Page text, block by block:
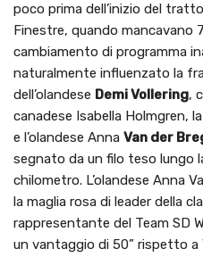
poco prima dell’inizio del
Finestre, quando mancavano
cambiamento di programma
naturalmente influenzato la
dell’olandese Demi Vollering,
canadese Isabella Holmgren,
e l’olandese Anna Van der
segnato da un filo teso lungo
chilometro. L’olandese Anna
la maglia rosa di leader della
rappresentante del Team SD
un vantaggio di 50” rispetto a